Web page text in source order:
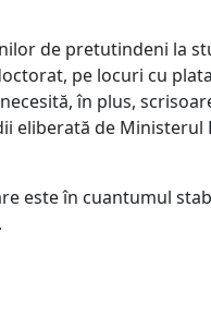
de pretutindeni la
pe locuri cu
în plus,
eliberată de Ministerul
este în cuantumul